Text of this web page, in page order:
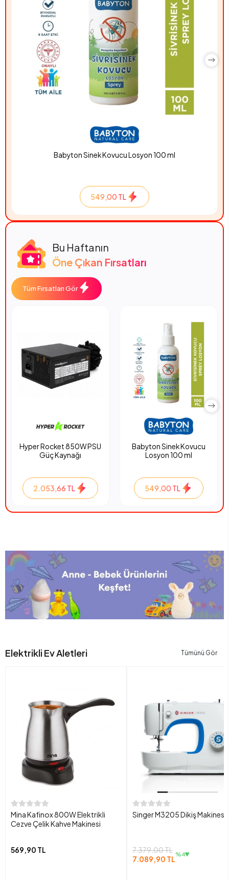
Babyton Sinek Kovucu Losyon 100 ml
549,00 TL
Bu Haftanın
Öne Çıkan Fırsatları
Tüm Fırsatları Gör
Hyper Rocket 850W PSU
Güç Kaynağı
2.053,66 TL
Babyton Sinek Kovucu
Losyon 100 ml
549,00 TL
Elektrikli Ev Aletleri Tümünü Gör
Mina Kafinox 800W Elektrikli
Cezve Çelik Kahve Makinesi
569,90 TL
Singer M3205 Dikiş Makinesi
7.379,00 TL
7.089,90 TL %4